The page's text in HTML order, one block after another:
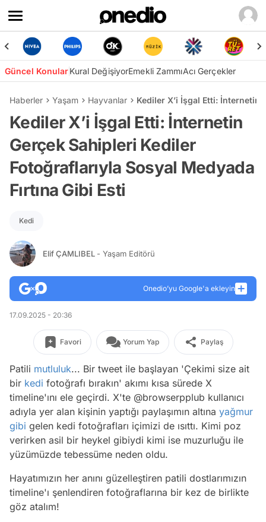
Güncel KonularKural DeğişiyorEmekli ZammıAcı Gerçekler
Haberler Yaşam Hayvanlar Kediler X’i İşgal Etti: İnternetin
Kediler X’i İşgal Etti: İnternetin
Gerçek Sahipleri Kediler
Fotoğraflarıyla Sosyal Medyada
Fırtına Gibi Esti
Kedi
Elif ÇAMLIBEL - Yaşam Editörü
Onedio’yu Google'a ekleyin
17.09.2025 - 20:36
Favori Yorum Yap Paylaş
Patili mutluluk... Bir tweet ile başlayan 'Çekimi size ait
bir kedi fotoğrafı bırakın' akımı kısa sürede X
timeline'ını ele geçirdi. X'te @browserpplub kullanıcı
adıyla yer alan kişinin yaptığı paylaşımın altına yağmur
gibi gelen kedi fotoğrafları içimizi de ısıttı. Kimi poz
verirken asil bir heykel gibiydi kimi ise muzurluğu ile
yüzümüzde tebessüme neden oldu.
Hayatımızın her anını güzelleştiren patili dostlarımızın
timeline'ı şenlendiren fotoğraflarına bir kez de birlikte
göz atalım!